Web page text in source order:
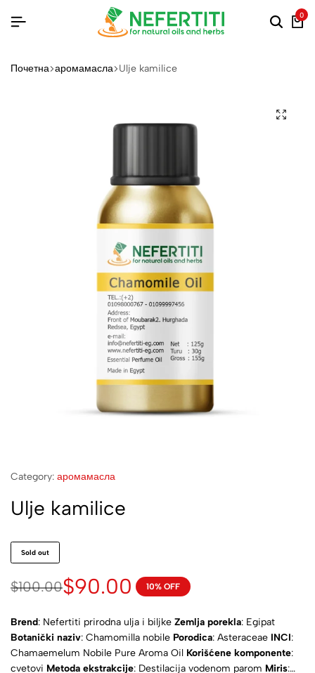
0
Почетна аромамасла Ulje kamilice
Category: аромамасла
Ulje kamilice
Sold out
$100.00$90.00 10% OFF
Brend: Nefertiti prirodna ulja i biljke Zemlja porekla: Egipat
Botanički naziv: Chamomilla nobile Porodica: Asteraceae INCI:
Chamaemelum Nobile Pure Aroma Oil Korišćene komponente:
cvetovi Metoda ekstrakcije: Destilacija vodenom parom Miris: